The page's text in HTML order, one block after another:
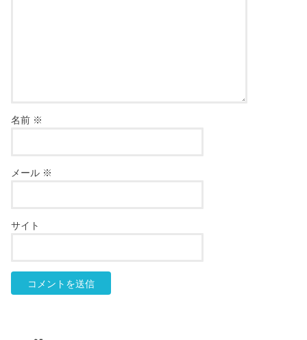
名前 ※
メール ※
サイト